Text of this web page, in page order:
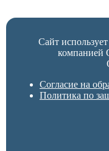
Сайт
компанией
Согласие на
Политика по